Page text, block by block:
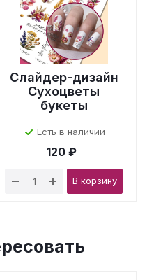
Слайдер-дизайн
Сухоцветы
букеты
Есть в наличии
120 ₽
В корзину